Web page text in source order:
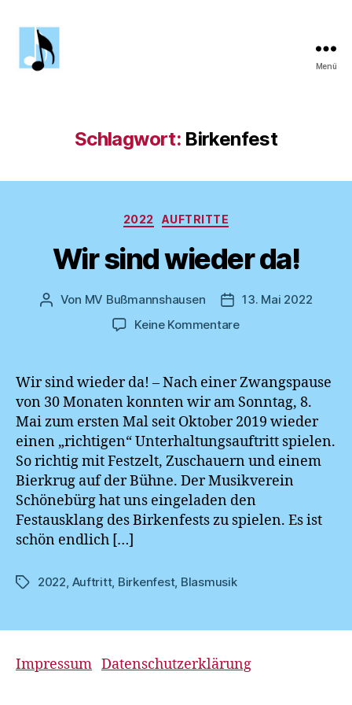
Menü
Schlagwort: Birkenfest
Kategorien
2022 AUFTRITTE
Wir sind wieder da!
Beitragsautor
Von MV Bußmannshausen
13. Mai 2022
Keine Kommentarezu
wieder
Wir sind wieder da! – Nach einer Zwangspause
von 30 Monaten konnten wir am Sonntag, 8.
Mai zum ersten Mal seit Oktober 2019 wieder
einen „richtigen“ Unterhaltungsauftritt spielen.
So richtig mit Festzelt, Zuschauern und einem
Bierkrug auf der Bühne. Der Musikverein
Schönebürg hat uns eingeladen den
Festausklang des Birkenfests zu spielen. Es ist
schön endlich […]
Schlagwörter
2022 Auftritt, Birkenfest, Blasmusik
Impressum Datenschutzerklärung